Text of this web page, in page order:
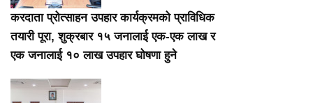
करदाता प्रोत्साहन उपहार कार्यक्रमको प्राविधिक
तयारी पूरा, शुक्रबार १५ जनालाई एक-एक लाख र
एक जनालाई १० लाख उपहार घोषणा हुने